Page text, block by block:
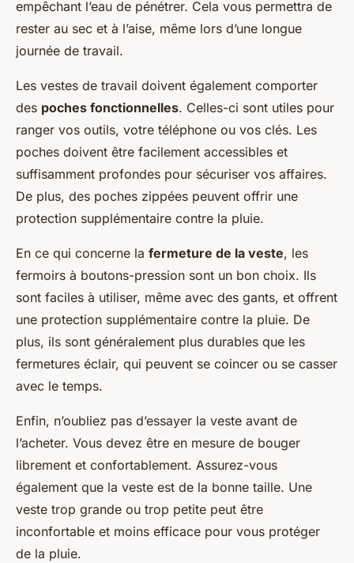
empêchant l’eau de pénétrer. Cela vous permettra de
rester au sec et à l’aise, même lors d’une longue
journée de travail.
Les vestes de travail doivent également comporter
des poches fonctionnelles. Celles-ci sont utiles pour
ranger vos outils, votre téléphone ou vos clés. Les
poches doivent être facilement accessibles et
suffisamment profondes pour sécuriser vos affaires.
De plus, des poches zippées peuvent offrir une
protection supplémentaire contre la pluie.
En ce qui concerne la fermeture de la veste, les
fermoirs à boutons-pression sont un bon choix. Ils
sont faciles à utiliser, même avec des gants, et offrent
une protection supplémentaire contre la pluie. De
plus, ils sont généralement plus durables que les
fermetures éclair, qui peuvent se coincer ou se casser
avec le temps.
Enfin, n’oubliez pas d’essayer la veste avant de
l’acheter. Vous devez être en mesure de bouger
librement et confortablement. Assurez-vous
également que la veste est de la bonne taille. Une
veste trop grande ou trop petite peut être
inconfortable et moins efficace pour vous protéger
de la pluie.